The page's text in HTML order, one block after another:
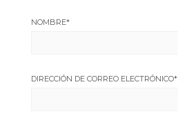
NOMBRE*
DIRECCIÓN DE CORREO ELECTRÓNICO*